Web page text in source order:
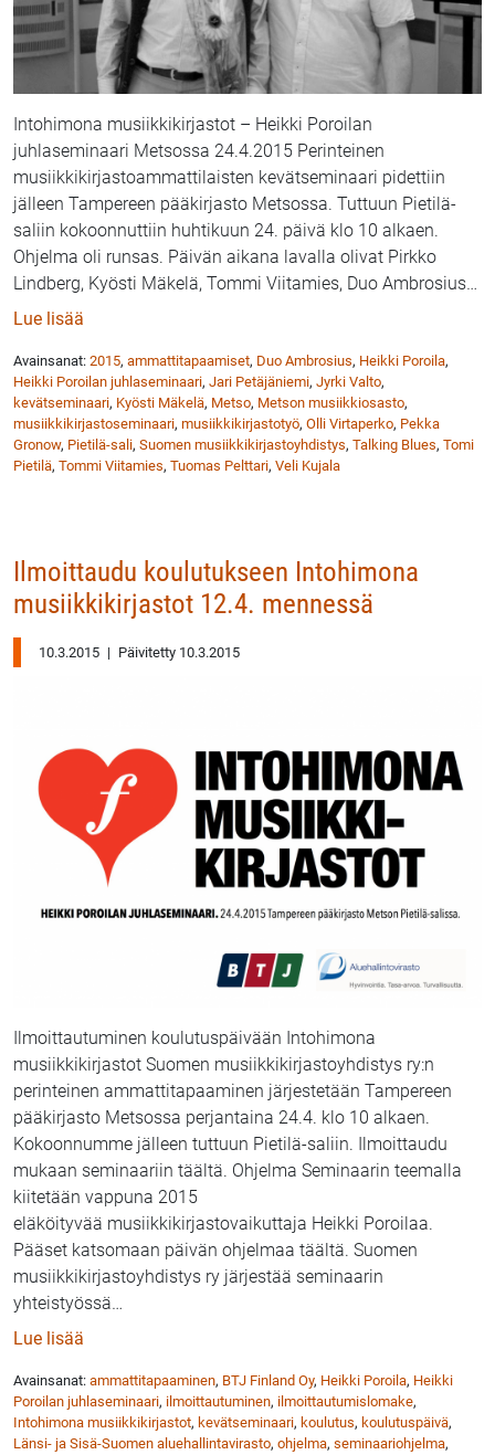
Intohimona musiikkikirjastot – Heikki Poroilan
juhlaseminaari Metsossa 24.4.2015 Perinteinen
musiikkikirjastoammattilaisten kevätseminaari pidettiin
jälleen Tampereen pääkirjasto Metsossa. Tuttuun Pietilä-
saliin kokoonnuttiin huhtikuun 24. päivä klo 10 alkaen.
Ohjelma oli runsas. Päivän aikana lavalla olivat Pirkko
Lindberg, Kyösti Mäkelä, Tommi Viitamies, Duo Ambrosius…
Lue lisää
Avainsanat: 2015, ammattitapaamiset, Duo Ambrosius, Heikki Poroila,
Heikki Poroilan juhlaseminaari, Jari Petäjäniemi, Jyrki Valto,
kevätseminaari, Kyösti Mäkelä, Metso, Metson musiikkiosasto,
musiikkikirjastoseminaari, musiikkikirjastotyö, Olli Virtaperko, Pekka
Gronow, Pietilä-sali, Suomen musiikkikirjastoyhdistys, Talking Blues, Tomi
Pietilä, Tommi Viitamies, Tuomas Pelttari, Veli Kujala
Ilmoittaudu koulutukseen Intohimona
musiikkikirjastot 12.4. mennessä
10.3.2015 | Päivitetty 10.3.2015
Ilmoittautuminen koulutuspäivään Intohimona
musiikkikirjastot Suomen musiikkikirjastoyhdistys ry:n
perinteinen ammattitapaaminen järjestetään Tampereen
pääkirjasto Metsossa perjantaina 24.4. klo 10 alkaen.
Kokoonnumme jälleen tuttuun Pietilä-saliin. Ilmoittaudu
mukaan seminaariin täältä. Ohjelma Seminaarin teemalla
kiitetään vappuna 2015
eläköityvää musiikkikirjastovaikuttaja Heikki Poroilaa.
Pääset katsomaan päivän ohjelmaa täältä. Suomen
musiikkikirjastoyhdistys ry järjestää seminaarin
yhteistyössä…
Lue lisää
Avainsanat: ammattitapaaminen, BTJ Finland Oy, Heikki Poroila, Heikki
Poroilan juhlaseminaari, ilmoittautuminen, ilmoittautumislomake,
Intohimona musiikkikirjastot, kevätseminaari, koulutus, koulutuspäivä,
Länsi- ja Sisä-Suomen aluehallintavirasto, ohjelma, seminaariohjelma,